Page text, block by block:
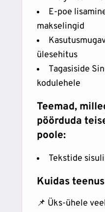
E-poe
makselingid
ülesehitus
Tagasiside
kodulehele
Teemad,
pöörduda
poole:
Tekstide
Kuidas
📌 Üks-ühele